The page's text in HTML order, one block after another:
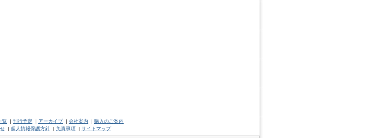
覧 | 刊行予定 | アーカイブ | 会社案内 | 購入のご案内
| 個人情報保護方針 | 免責事項 | サイトマップ